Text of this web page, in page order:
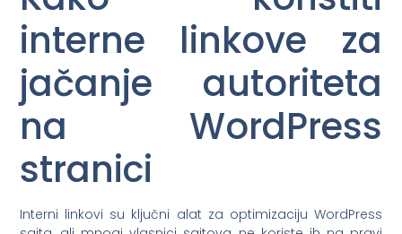
interne linkove za
jačanje autoriteta
na WordPress
stranici
Interni linkovi su ključni alat za optimizaciju WordPress